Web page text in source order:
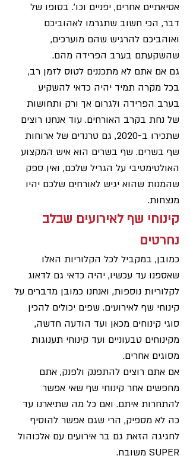
אסיאתיים אחרים, יפניים וכו'. בסופו של
דבר, הכי חשוב שתגרמו לאהוביכם
ואוהביכם להרגיש שהם מוערכים,
שהשקעתם בערב הפרידה מהם.
גם אם אתם לא מתכננים לטוס לזמן רב,
בכל מקרה תמיד יהיה כדאי להשקיע
בערב הפרידה ולגרום אך ורק ותחושות
של נחת בקרב האורחים. עוד אנחנו רוצים
שתכירו ב-2020, גם טרנדים של ארוחות
שף בשרים. שף בשרים הוא איש המקצוע
האולטימטיבי על הגריל שלכם, ואין ספק
שהמנות שהוא יגיש לאורחים שלכם יהיו
מנצחות.
קינוחי שף לאירועים שבלב
נחרטים
כמובן, במקביל לכל הקלוריות האלו
שאספנו עד עכשיו, יהיה כדאי גם לדאוג
לקלוריות נוספות, ואנחנו כמובן מדברים על
קינוחי שף לאירועים. שפים יכולים להכין
סוגי קינוחים מכאן ועד הודעה חדשה,
מקינוחים טבעוניים ועד קינוחי תענוגות
מסוגים אחרים.
אם אתם רוצים להתפנק ולפנק, אתם
מחפשים אחר קינוחי שף שאי אפשר
להתחרות איתם. ואם כל מה שתיארנו עד
כה לא מספיק, הרי שגם אפשר להוסיף
לחגיגה הזאת גם בר אירועים עם אלכוהול
SUPER משובח.